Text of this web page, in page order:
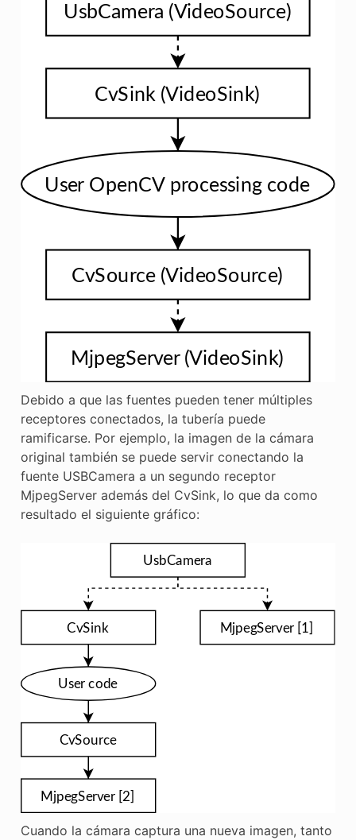
Debido a que las fuentes pueden tener múltiples
receptores conectados, la tubería puede
ramificarse. Por ejemplo, la imagen de la cámara
original también se puede servir conectando la
fuente USBCamera a un segundo receptor
MjpegServer además del CvSink, lo que da como
resultado el siguiente gráfico:
Cuando la cámara captura una nueva imagen, tanto